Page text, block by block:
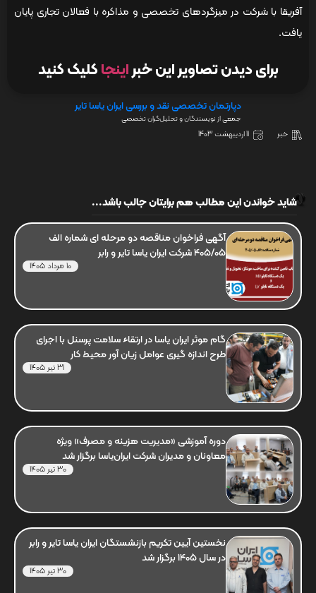
آفریقا با شرکت در میزگردهای تخصصی و مذاکره با فعالان تجاری پایان
یافت.
برای دیدن تصاویر این خبراینجاکلیک کنید
دپارتمان تخصصی نقد و بررسی ایران یاسا تایر
جمعی از نویسندگان و تحلیل‌گران تخصصی
خبر 11 اردیبهشت 1403
شاید خواندن این مطالب هم برایتان جالب باشد...
آگهی فراخوان مناقصه دو مرحله ای شماره الف
405/05 شرکت ایران یاسا تایر و رابر
10 مرداد 1405
گام موثر ایران یاسا در ارتقاء سلامت پرسنل با اجرای
طرح اندازه گیری عوامل زیان آور محیط کار
31 تیر 1405
دوره آموزشی «مدیریت هزینه و مصرف» ویژه
معاونان و مدیران شرکت ایران‌یاسا برگزار شد
30 تیر 1405
نخستین آیین تکریم بازنشستگان ایران یاسا تایر و رابر
در سال 1405 برگزار شد
30 تیر 1405